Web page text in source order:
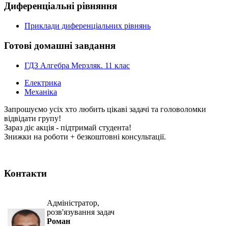
Диференціальні рівняння
Приклади диференціальних рівнянь
Готові домашні завдання
ГДЗ Алгебра Мерзляк. 11 клас
Електрика
Механіка
Запрошуємо усіх хто любить цікаві задачі та головоломки
відвідати групу!
Зараз діє акція - підтримай студента!
Знижки на роботи + безкоштовні консультації.
Контакти
Адміністратор,
розв'язування задач
Роман